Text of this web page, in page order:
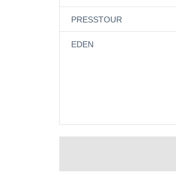
PRESSTOUR
EDEN